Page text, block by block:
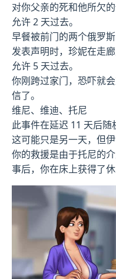
对你父亲的死和他所欠
允许 2 天过去。
早餐被前门的两个俄罗
发表声明时，珍妮在走廊
允许 5 天过去。
你刚跨过家门，恐吓就
信了。
维尼、维迪、托尼
此事件在延迟 11 天后随
这可能只是另一天，但
你的救援是由于托尼的
事后，你在床上获得了休